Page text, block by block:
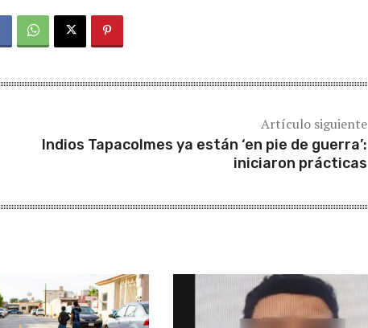
Artículo siguiente
Indios Tapacolmes ya están ‘en pie de guerra’:
iniciaron prácticas